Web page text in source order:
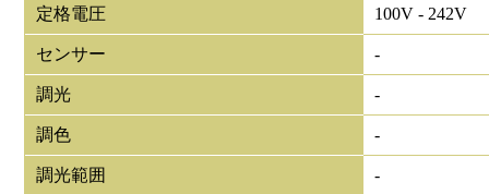
定格電圧 100V - 242V
センサー -
調光 -
調色 -
調光範囲 -